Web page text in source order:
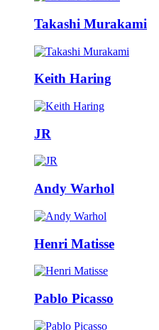
Takashi Murakami
Keith Haring
JR
Andy Warhol
Henri Matisse
Pablo Picasso